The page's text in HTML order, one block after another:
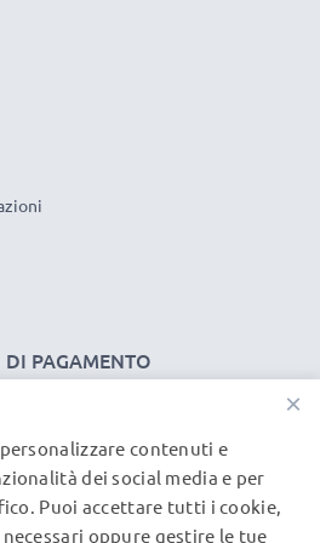
PVC
Mini USB B
(max): 480 MBit/s - USB 2.0
dall'ottimo rapporto qualità-
per questo diamo 3
PAGAMENTO
SPEDIZIONE
×
contenuti e
dei social media e per
Puoi accettare tutti i cookie,
oppure gestire le tue